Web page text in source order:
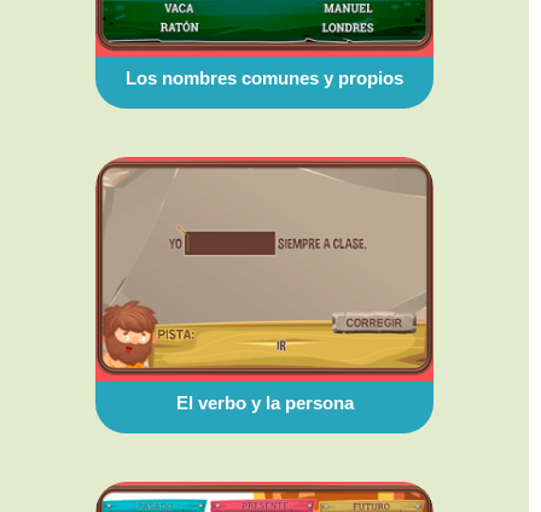
Los nombres comunes y propios
El verbo y la persona